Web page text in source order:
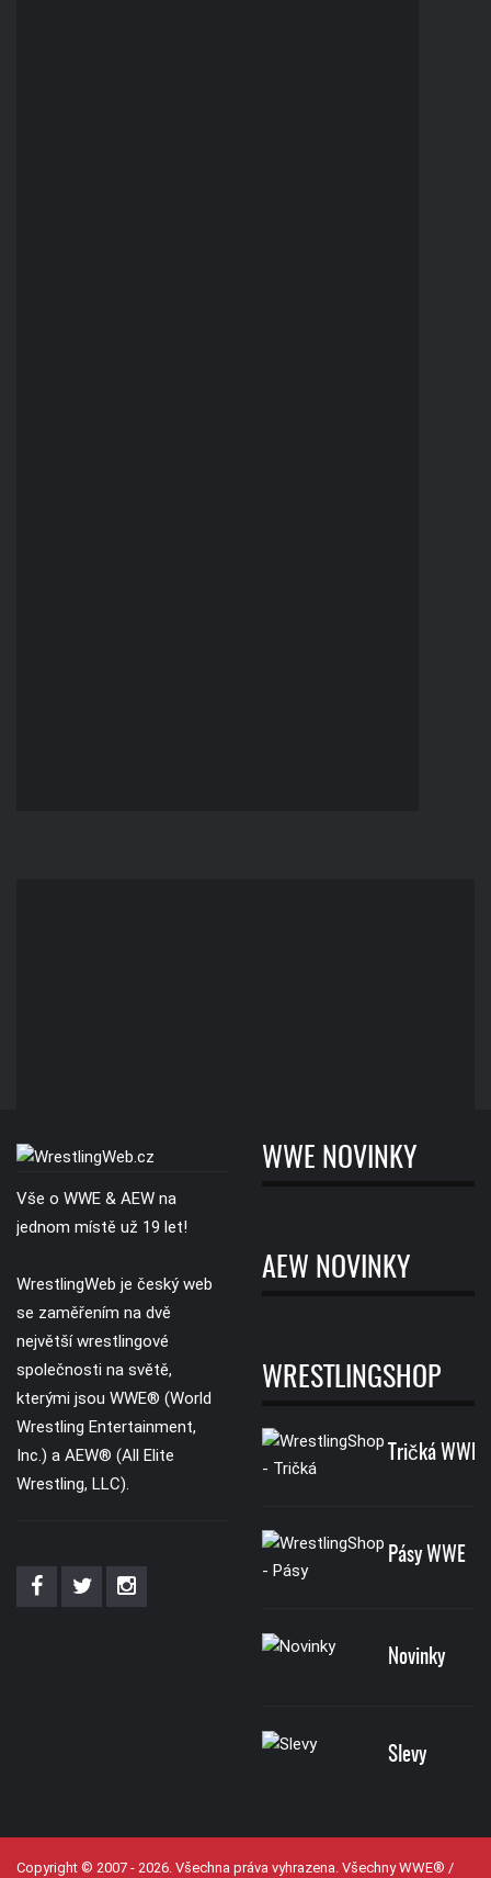
Vše o WWE & AEW na
jednom místě už 19 let!
WrestlingWeb je český web
se zaměřením na dvě
největší wrestlingové
společnosti na světě,
kterými jsou WWE® (World
Wrestling Entertainment,
Inc.) a AEW® (All Elite
Wrestling, LLC).
WWE NOVINKY
AEW NOVINKY
WRESTLINGSHOP
Tričká WWE
Pásy WWE
Novinky
Slevy
Copyright © 2007 - 2026. Všechna práva vyhrazena. Všechny WWE® /